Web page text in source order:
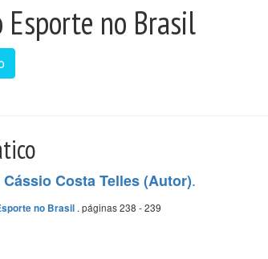
no Brasil
Costa Telles (Autor).
no Brasil . páginas 238 - 239